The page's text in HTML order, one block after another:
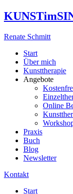
Renate Schmitt
Start
Über mich
Kunsttherapie
Angebote
Online
Praxis
Buch
Blog
Newsletter
Kontakt
Start